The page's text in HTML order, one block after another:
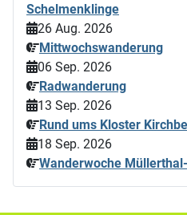
Schelmenklinge
26 Aug. 2026
Mittwochswanderung
06 Sep. 2026
Radwanderung
13 Sep. 2026
Rund ums Kloster
18 Sep. 2026
Wanderwoche